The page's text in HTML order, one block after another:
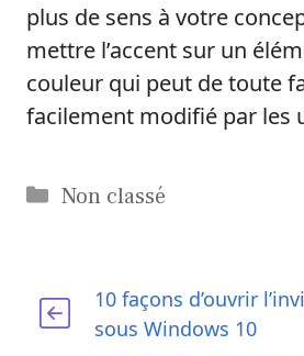
plus de sens à votre
mettre l’accent sur un
couleur qui peut de toute
facilement modifié par les
Catégories
Non classé
10 façons d’ouvrir
sous Windows 10